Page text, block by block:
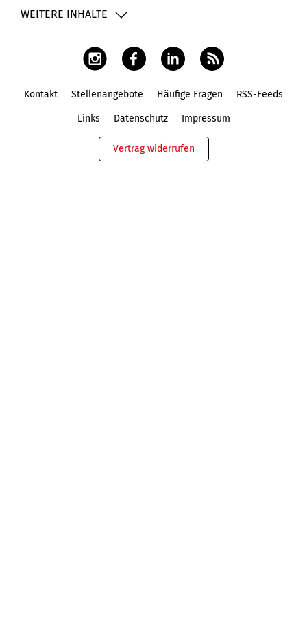
WEITERE INHALTE
Kontakt Stellenangebote Häufige Fragen RSS-Feeds
Links Datenschutz Impressum
Vertrag widerrufen